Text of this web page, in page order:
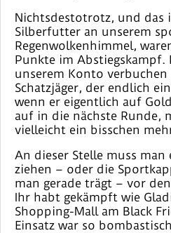
Nichtsdestotrotz, und das
Silberfutter an unserem
Regenwolkenhimmel,
Punkte im
unserem Konto
Schatzjäger, der endlich
wenn er eigentlich auf
auf in die nächste Runde,
vielleicht ein bisschen
An dieser Stelle muss
ziehen – oder die
man gerade trägt – vor
Ihr habt gekämpft wie
Shopping-Mall am Black
Einsatz war so